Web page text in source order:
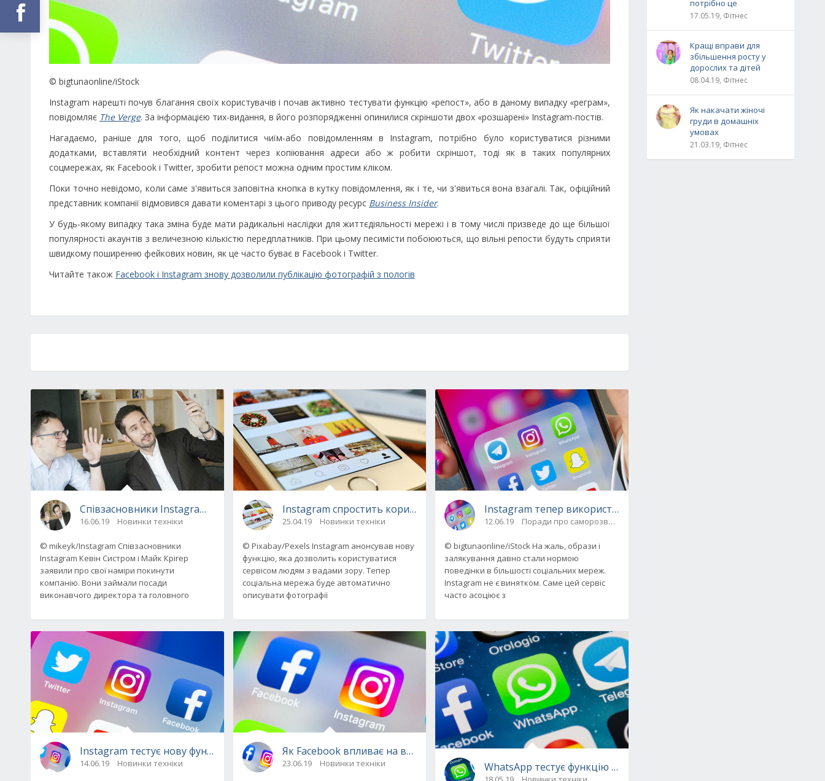
© bigtunaonline/iStock
Instagram нарешті почув благання своїх користувачів і почав активно тестувати функцію «репост», або в даному випадку «реграм»,
повідомляє The Verge. За інформацією тих-видання, в його розпорядженні опинилися скріншоти двох «розшарені» Instagram-постів.
Нагадаємо, раніше для того, щоб поділитися чиїм-або повідомленням в Instagram, потрібно було користуватися різними
додатками, вставляти необхідний контент через копіювання адреси або ж робити скріншот, тоді як в таких популярних
соцмережах, як Facebook і Twitter, зробити репост можна одним простим кліком.
Поки точно невідомо, коли саме з'явиться заповітна кнопка в кутку повідомлення, як і те, чи з'явиться вона взагалі. Так, офіційний
представник компанії відмовився давати коментарі з цього приводу ресурс Business Insider.
У будь-якому випадку така зміна буде мати радикальні наслідки для життєдіяльності мережі і в тому числі призведе до ще більшої
популярності акаунтів з величезною кількістю передплатників. При цьому песимісти побоюються, що вільні репости будуть сприяти
швидкому поширенню фейкових новин, як це часто буває в Facebook і Twitter.
Читайте також Facebook і Instagram знову дозволили публікацію фотографій з пологів
Співзасновники Instagram прийняли рішення піти з компанії
16.06.19 Новинки техніки
© mikeyk/Instagram Співзасновники
Instagram Кевін Систром і Майк Крігер
заявили про свої наміри покинути
компанію. Вони займали посади
виконавчого директора та головного
Instagram тестує нову функцію: на черзі локація
14.06.19 Новинки техніки
Instagram спростить користування додатком для людей з порушеннями зору
25.04.19 Новинки техніки
© Pixabay/Pexels Instagram анонсував нову
функцію, яка дозволить користуватися
сервісом людям з вадами зору. Тепер
соціальна мережа буде автоматично
описувати фотографії
Як Facebook впливає на ваші оновлення в Instagram
23.06.19 Новинки техніки
Instagram тепер використовує машинне навчання, щоб запобігти
12.06.19 Поради про саморозвиток
© bigtunaonline/iStock На жаль, образи і
залякування давно стали нормою
поведінки в більшості соціальних мереж.
Instagram не є винятком. Саме цей сервіс
часто асоціює з
WhatsApp тестує функцію додавання контактів за допомогою QR-
потрібно це
17.05.19, Фітнес
Кращі вправи для
збільшення росту у
дорослих та дітей
08.04.19, Фітнес
Як накачати жіночі
груди в домашніх
умовах
21.03.19, Фітнес